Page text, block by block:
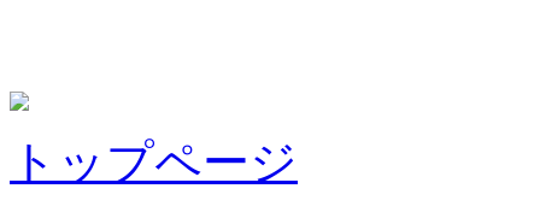
トップページ